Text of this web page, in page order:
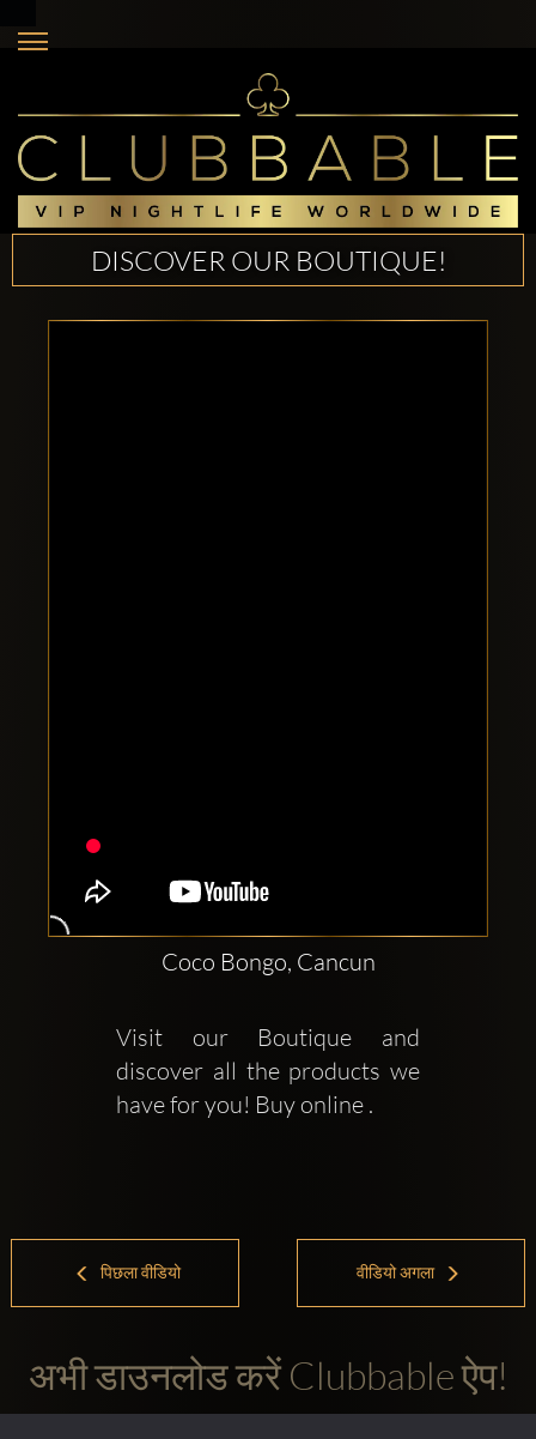
DISCOVER OUR BOUTIQUE!
Coco Bongo, Cancun
Visit our Boutique and
discover all the products we
have for you! Buy online .
पिछला वीडियो वीडियो अगला
अभी डाउनलोड करें Clubbable ऐप!